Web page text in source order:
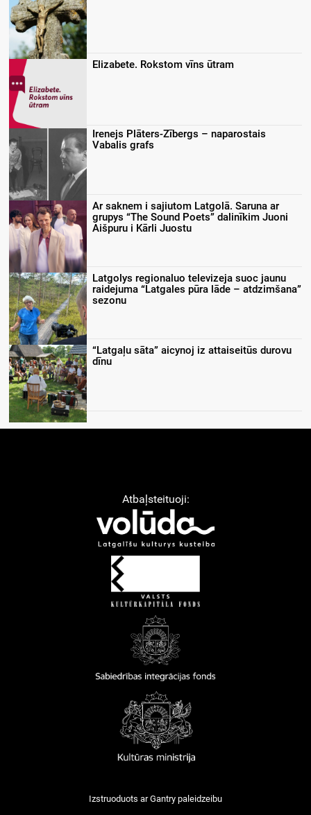
Elizabete. Rokstom vīns ūtram
Irenejs Plāters-Zībergs – naparostais
Vabalis grafs
Ar saknem i sajiutom Latgolā. Saruna ar
grupys “The Sound Poets” dalinīkim Juoni
Aišpuru i Kārli Juostu
Latgolys regionaluo televizeja suoc jaunu
raidejuma “Latgales pūra lāde – atdzimšana”
sezonu
“Latgaļu sāta” aicynoj iz attaiseitūs durovu
dīnu
Atbaļsteituoji:
Izstruoduots arGantry paleidzeibu